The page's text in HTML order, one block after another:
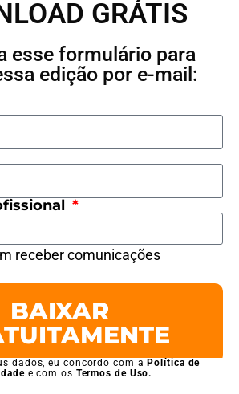
GRÁTIS
esse formulário para
edição por e-mail:
receber comunicações
BAIXAR
dados, eu concordo com a Política de
e com os Termos de Uso.